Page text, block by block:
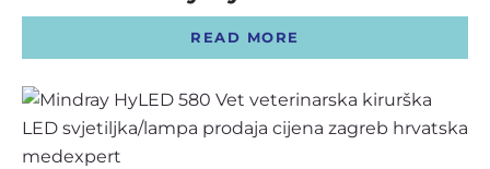
READ MORE
SERVIS
OSTALI UREĐAJI I OPREMA